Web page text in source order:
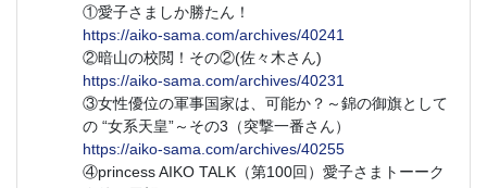
①愛子さましか勝たん！
https://aiko-sama.com/archives/40241
②暗山の校閲！その②(佐々木さん)
https://aiko-sama.com/archives/40231
③女性優位の軍事国家は、可能か？～錦の御旗として
の “女系天皇”～その3（突撃一番さん）
https://aiko-sama.com/archives/40255
④princess AIKO TALK（第100回）愛子さまトーーク